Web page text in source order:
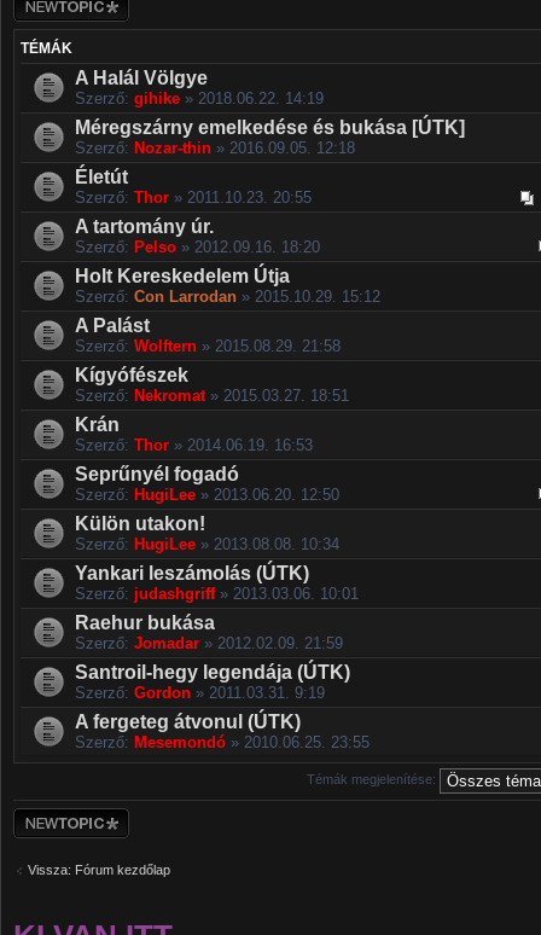
TÉMÁK
A Halál Völgye
Szerző: gihike » 2018.06.22. 14:19
Méregszárny emelkedése és bukása [ÚTK]
Szerző: Nozar-thin » 2016.09.05. 12:18
Életút
Szerző: Thor » 2011.10.23. 20:55
A tartomány úr.
Szerző: Pelso » 2012.09.16. 18:20
Holt Kereskedelem Útja
Szerző: Con Larrodan » 2015.10.29. 15:12
A Palást
Szerző: Wolftern » 2015.08.29. 21:58
Kígyófészek
Szerző: Nekromat » 2015.03.27. 18:51
Krán
Szerző: Thor » 2014.06.19. 16:53
Seprűnyél fogadó
Szerző: HugiLee » 2013.06.20. 12:50
Külön utakon!
Szerző: HugiLee » 2013.08.08. 10:34
Yankari leszámolás (ÚTK)
Szerző: judashgriff» 2013.03.06. 10:01
Raehur bukása
Szerző: Jomadar » 2012.02.09. 21:59
Santroil-hegy legendája (ÚTK)
Szerző: Gordon » 2011.03.31. 9:19
A fergeteg átvonul (ÚTK)
Szerző: Mesemondó » 2010.06.25. 23:55
Témák megjelenítése:
Új téma nyitása
Vissza: Fórum kezdőlap